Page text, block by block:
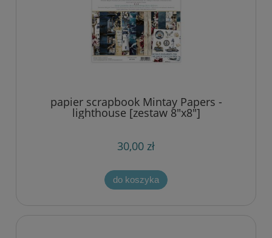
papier scrapbook Mintay Papers -
lighthouse [zestaw 8"x8"]
30,00 zł
do koszyka